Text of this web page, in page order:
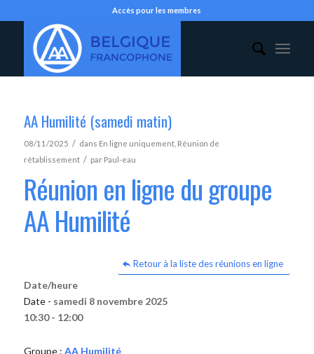
Accès pour les membres
AA Humilité (samedi matin)
08/11/2025 / dans En ligne uniquement, Réunion de
rétablissement / par Paul-eau
Réunion en ligne du groupe
AA Humilité
Retour à la liste des réunions en ligne
Date/heure
Date - samedi 8 novembre 2025
10:30 - 12:00
Groupe : AA Humilité